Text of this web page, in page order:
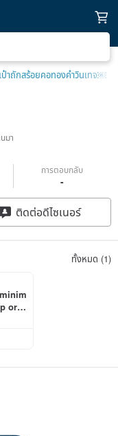
ป๋าถักสร้อยคอทองคำวินเทจ￼
มา
การตอบกลับ
-
ติดต่อดีไซเนอร์
ทั้งหมด (1)
orde